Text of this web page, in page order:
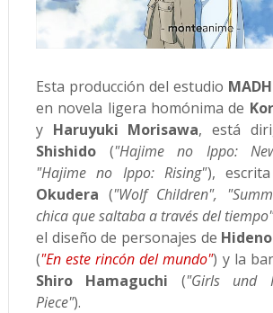
Esta producción del estudio
en novela ligera homónima de
y Haruyuki Morisawa, está
Shishido("Hajime no Ippo:
"Hajime no Ippo: Rising"),
Okudera ("Wolf Children",
chica que saltaba a través del
el diseño de personajes de
("En este rincón del mundo") y la
Shiro Hamaguchi ("Girls und
Piece").